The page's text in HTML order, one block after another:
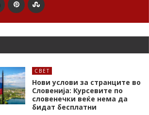
СВЕТ
Нови услови за странците во
Словенија: Курсевите по
словенечки веќе нема да
бидат бесплатни